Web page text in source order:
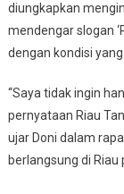
diungkapkan
mendengar slogan
dengan kondisi
“Saya tidak ingin
pernyataan Riau
ujar Doni dalam
berlangsung di